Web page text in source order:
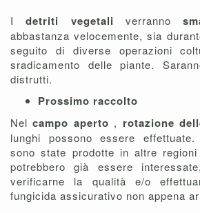
Idetriti vegetaliverranno
abbastanza velocemente, sia
seguito di diverse operazioni
sradicamento delle piante.
distrutti.
Prossimo raccolto
Nelcampo aperto , rotazione
lunghi possono essere
sono state prodotte in altre
potrebbero già essere
verificarne la qualità e/o
fungicida assicurativo non appena